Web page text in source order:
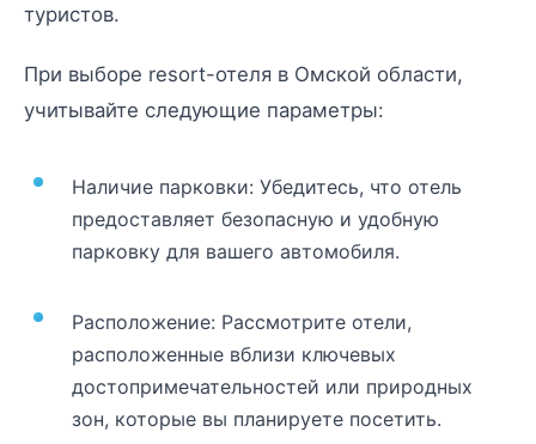
туристов.
При выборе resort-отеля в Омской области,
учитывайте следующие параметры:
Наличие парковки: Убедитесь, что отель
предоставляет безопасную и удобную
парковку для вашего автомобиля.
Расположение: Рассмотрите отели,
расположенные вблизи ключевых
достопримечательностей или природных
зон, которые вы планируете посетить.